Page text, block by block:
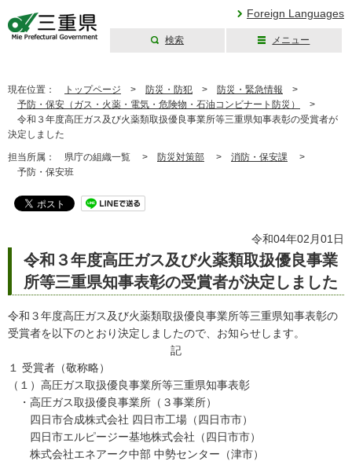
Foreign Languages
検索 メニュー
現在位置： トップページ > 防災・防犯 > 防災・緊急情報 >
予防・保安（ガス・火薬・電気・危険物・石油コンビナート防災）
>
令和３年度高圧ガス及び火薬類取扱優良事業所等三重県知事表彰の受賞者が
決定しました
担当所属： 県庁の組織一覧 > 防災対策部 > 消防・保安課 >
予防・保安班
令和04年02月01日
令和３年度高圧ガス及び火薬類取扱優良事業
所等三重県知事表彰の受賞者が決定しました
令和３年度高圧ガス及び火薬類取扱優良事業所等三重県知事表彰の
受賞者を以下のとおり決定しましたので、お知らせします。
記
１ 受賞者（敬称略）
（１）高圧ガス取扱優良事業所等三重県知事表彰
・高圧ガス取扱優良事業所（３事業所）
四日市合成株式会社 四日市工場（四日市市）
四日市エルピージー基地株式会社（四日市市）
株式会社エネアーク中部 中勢センター（津市）